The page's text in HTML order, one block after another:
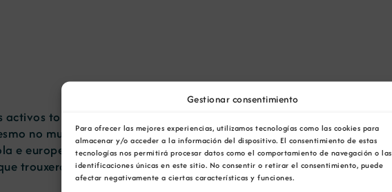
Gestionar consentimiento
Para ofrecer las mejores experiencias, utilizamos tecnologías como las cookies para
almacenar y/o acceder a la información del dispositivo. El consentimiento de estas
tecnologías nos permitirá procesar datos como el comportamiento de navegación o las
identificaciones únicas en este sitio. No consentir o retirar el consentimiento, puede
afectar negativamente a ciertas características y funciones.
tokenizados?
no mundo dos activos tokenizados?
e europea respecto diso?
trouxeron vantaxes desta tecnoloxía